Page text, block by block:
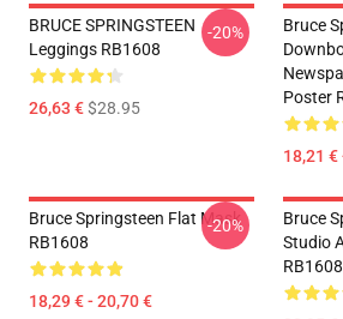
BRUCE SPRINGSTEEN
Leggings RB1608
26,63 €$28.95
-20%
Bruce
Poster
18,21 €
Bruce Springsteen Flat Mask
RB1608
18,29 € - 20,70 €
-20%
Bruce
Studio
RB1608